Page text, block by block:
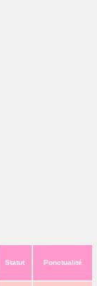
Statut Ponctualité